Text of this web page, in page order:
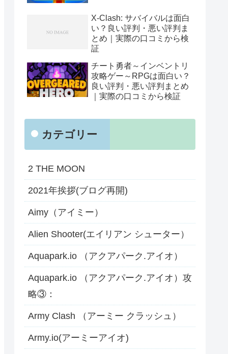
X-Clash: サバイバルは面白
い？良い評判・悪い評判ま
とめ｜実際の口コミから検
証
チート勇者～インベントリ
攻略ゲー～RPGは面白い？
良い評判・悪い評判まとめ
｜実際の口コミから検証
カテゴリー
2 THE MOON
2021年挨拶(ブログ再開)
Aimy（アイミー）
Alien Shooter(エイリアン シューター）
Aquapark.io （アクアパーク.アイオ）
Aquapark.io （アクアパーク.アイオ）攻
略③：
Army Clash （アーミー クラッシュ）
Army.io(アーミーアイオ)